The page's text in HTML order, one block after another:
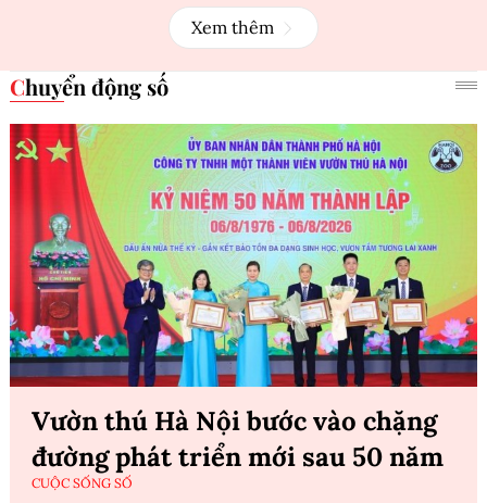
Xem thêm
Chuyển động số
Vườn thú Hà Nội bước vào chặng
đường phát triển mới sau 50 năm
CUỘC SỐNG SỐ